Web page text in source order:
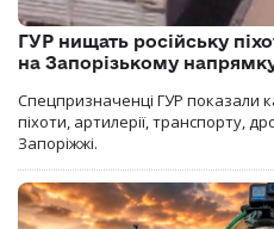
ГУР нищать російську
на Запорізькому
Спецпризначенці ГУР показали
піхоти, артилерії, транспорту,
Запоріжжі.